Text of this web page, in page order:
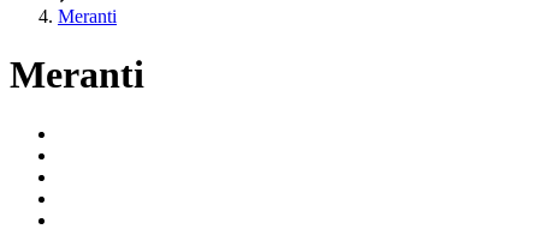
Meranti
Meranti